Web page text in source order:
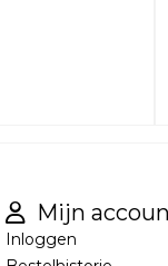
Mijn
Inloggen